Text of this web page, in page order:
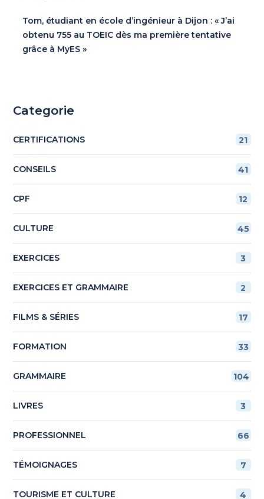
Tom, étudiant en école d’ingénieur à Dijon : « J’ai
obtenu 755 au TOEIC dès ma première tentative
grâce à MyES »
Categorie
CERTIFICATIONS 21
CONSEILS 41
CPF 12
CULTURE 45
EXERCICES 3
EXERCICES ET GRAMMAIRE 2
FILMS & SÉRIES 17
FORMATION 33
GRAMMAIRE 104
LIVRES 3
PROFESSIONNEL 66
TÉMOIGNAGES 7
TOURISME ET CULTURE 4